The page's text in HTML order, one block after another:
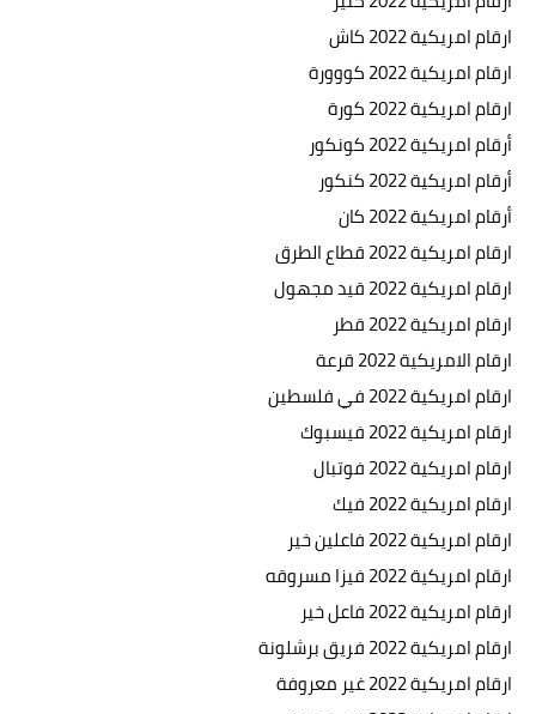
ارقام امريكية 2022 كاش
ارقام امريكية 2022 كووورة
ارقام امريكية 2022 كورة
أرقام امريكية 2022 كونكور
أرقام امريكية 2022 كنكور
أرقام امريكية 2022 كان
ارقام امريكية 2022 قطاع الطرق
ارقام امريكية 2022 قيد مجهول
ارقام امريكية 2022 قطر
ارقام الامريكية 2022 قرعة
ارقام امريكية 2022 في فلسطين
ارقام امريكية 2022 فيسبوك
ارقام امريكية 2022 فوتبال
ارقام امريكية 2022 فيك
ارقام امريكية 2022 فاعلين خير
ارقام امريكية 2022 فيزا مسروقه
ارقام امريكية 2022 فاعل خير
ارقام امريكية 2022 فريق برشلونة
ارقام امريكية 2022 غير معروفة